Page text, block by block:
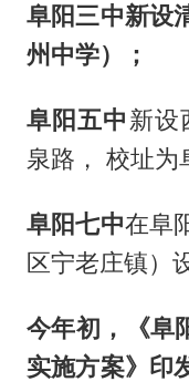
阜阳三中新设
州中学）；
阜阳五中新设
泉路， 校址为
阜阳七中在阜
区宁老庄镇）
今年初，《阜
实施方案》印